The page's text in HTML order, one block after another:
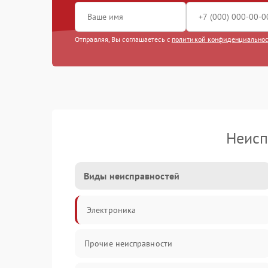
Отправляя, Вы соглашаетесь с политикой
Виды неисправностей
Электроника
Прочие неисправности